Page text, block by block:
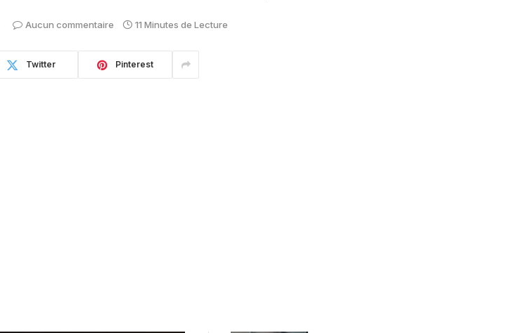
Aucun commentaire 11 Minutes de Lecture
Twitter Pinterest